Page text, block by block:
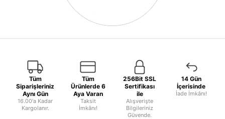
Tüm
Siparişleriniz
Aynı Gün
16.00'a Kadar
Kargolanır.
Tüm
Ürünlerde 6
Aya Varan
Taksit
İmkânı!
256Bit SSL
Sertifikası
ile
Alışverişte
Bilgileriniz
Güvende.
14 Gün
İçerisinde
İade İmkânı!